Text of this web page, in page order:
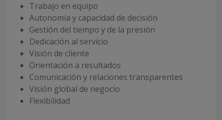
Trabajo en equipo
Autonomía y capacidad de decisión
Gestión del tiempo y de la presión
Dedicación al servicio
Visión de cliente
Orientación a resultados
Comunicación y relaciones transparentes
Visión global de negocio
Flexibilidad